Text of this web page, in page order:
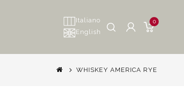
Italiano
English
0
WHISKEY AMERICA RYE